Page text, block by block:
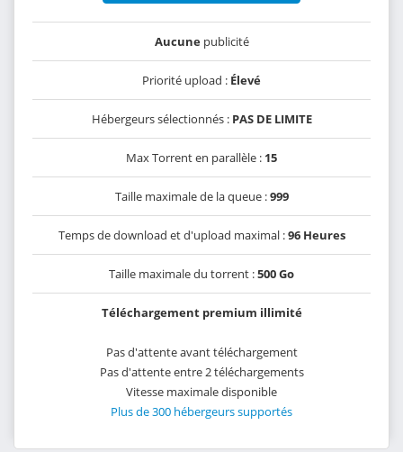
Aucunepublicité
Priorité upload : Élevé
Hébergeurs sélectionnés : PAS DE LIMITE
Max Torrent en parallèle : 15
Taille maximale de la queue :999
Temps de download et d'upload maximal :96 Heures
Taille maximale du torrent :500 Go
Téléchargement premium illimité
Pas d'attente avant téléchargement
Pas d'attente entre 2 téléchargements
Vitesse maximale disponible
Plus de 300 hébergeurs supportés